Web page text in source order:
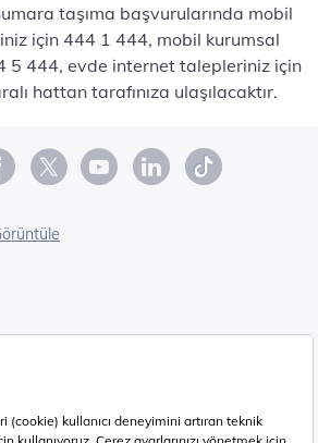
taşıma başvurularında mobil
için 444 1 444, mobil kurumsal
5 444, evde internet talepleriniz için
hattan tarafınıza ulaşılacaktır.